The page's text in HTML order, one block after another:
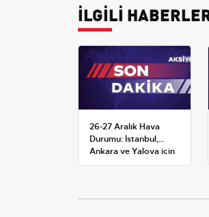
İLGİLİ
26-27 Aralık Hava
Durumu: İstanbul,
Ankara ve Yalova için
Kar Tahminleri